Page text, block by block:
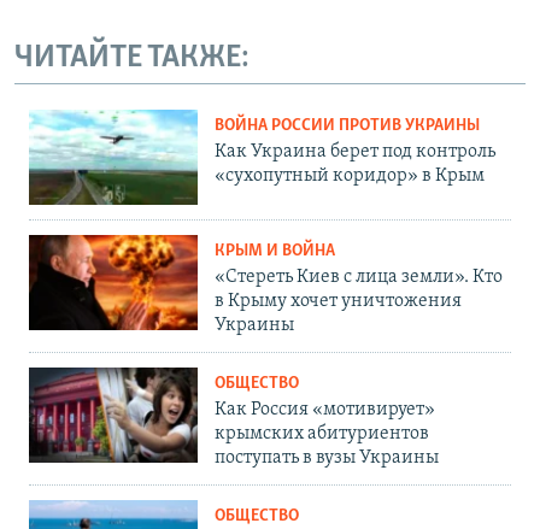
ЧИТАЙТЕ ТАКЖЕ:
ВОЙНА РОССИИ ПРОТИВ УКРАИНЫ
Как Украина берет под контроль
«сухопутный коридор» в Крым
КРЫМ И ВОЙНА
«Стереть Киев с лица земли». Кто
в Крыму хочет уничтожения
Украины
ОБЩЕСТВО
Как Россия «мотивирует»
крымских абитуриентов
поступать в вузы Украины
ОБЩЕСТВО